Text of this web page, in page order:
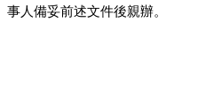
事人備妥前述文件後親辦。